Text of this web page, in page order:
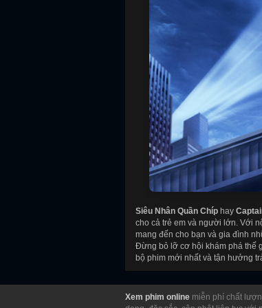
Siêu Nhân Quần Chíp hay
cho cả trẻ em và người lớn. Với
mang đến cho bạn và gia đình
Đừng bỏ lỡ cơ hội khám phá thế
bộ phim mới nhất và tận hưởng
Xem phim online miễn phí chất